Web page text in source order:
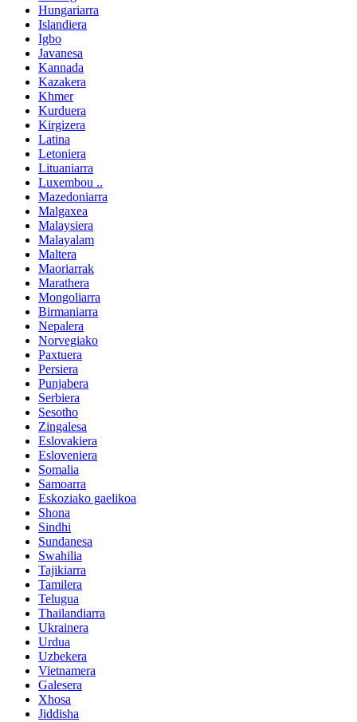
Hungariarra
Islandiera
Igbo
Javanesa
Kannada
Kazakera
Khmer
Kurduera
Kirgizera
Latina
Letoniera
Lituaniarra
Luxembou ..
Mazedoniarra
Malgaxea
Malaysiera
Malayalam
Maltera
Maoriarrak
Marathera
Mongoliarra
Birmaniarra
Nepalera
Norvegiako
Paxtuera
Persiera
Punjabera
Serbiera
Sesotho
Zingalesa
Eslovakiera
Esloveniera
Somalia
Samoarra
Eskoziako gaelikoa
Shona
Sindhi
Sundanesa
Swahilia
Tajikiarra
Tamilera
Telugua
Thailandiarra
Ukrainera
Urdua
Uzbekera
Vietnamera
Galesera
Xhosa
Jiddisha